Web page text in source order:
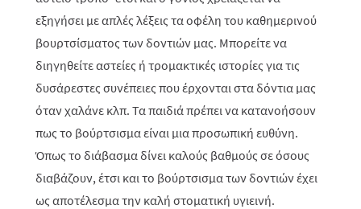
εξηγήσει με απλές λέξεις τα οφέλη του καθημερινού
βουρτσίσματος των δοντιών μας. Μπορείτε να
διηγηθείτε αστείες ή τρομακτικές ιστορίες για τις
δυσάρεστες συνέπειες που έρχονται στα δόντια μας
όταν χαλάνε κλπ. Τα παιδιά πρέπει να κατανοήσουν
πως το βούρτσισμα είναι μια προσωπική ευθύνη.
Όπως το διάβασμα δίνει καλούς βαθμούς σε όσους
διαβάζουν, έτσι και το βούρτσισμα των δοντιών έχει
ως αποτέλεσμα την καλή στοματική υγιεινή.